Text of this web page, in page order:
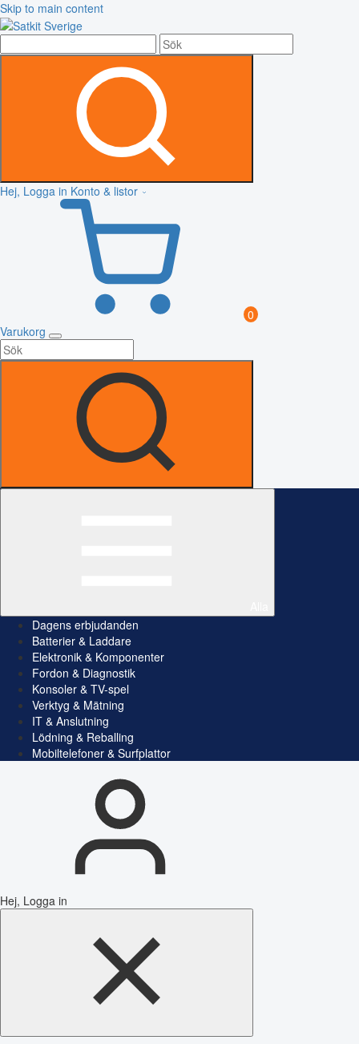
Skip to main content
Hej, Logga in Konto & listor
0
Varukorg
Dagens erbjudanden
Batterier & Laddare
Elektronik & Komponenter
Fordon & Diagnostik
Konsoler & TV-spel
Verktyg & Mätning
IT & Anslutning
Lödning & Reballing
Mobiltelefoner & Surfplattor
Hej, Logga in